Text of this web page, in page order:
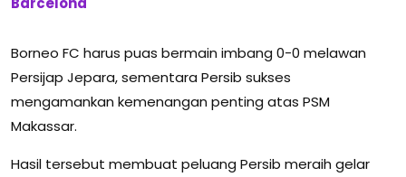
Borneo FC harus puas bermain imbang 0-0 melawan
Persijap Jepara, sementara Persib sukses
mengamankan kemenangan penting atas PSM
Makassar.
Hasil tersebut membuat peluang Persib meraih gelar